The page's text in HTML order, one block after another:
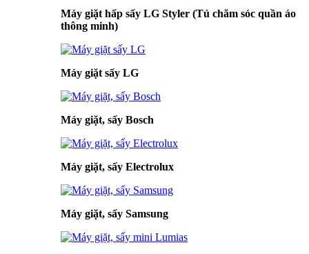
Máy giặt hấp sấy LG Styler (Tủ chăm sóc quần áo
thông minh)
Máy giặt sấy LG
Máy giặt, sấy Bosch
Máy giặt, sấy Electrolux
Máy giặt, sấy Samsung